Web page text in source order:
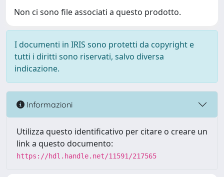
Non ci sono file associati a questo prodotto.
I documenti in IRIS sono protetti da copyright e
tutti i diritti sono riservati, salvo diversa
indicazione.
Informazioni
Utilizza questo identificativo per citare o creare un
link a questo documento:
https://hdl.handle.net/11591/217565